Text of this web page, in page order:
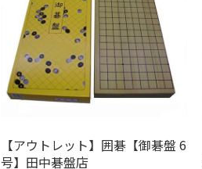
【アウトレット】囲碁【御碁盤 6
号】田中碁盤店